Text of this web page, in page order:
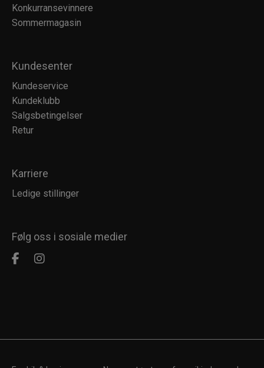
Konkurransevinnere
Sommermagasin
Kundesenter
Kundeservice
Kundeklubb
Salgsbetingelser
Retur
Karriere
Ledige stillinger
Følg oss i sosiale medier